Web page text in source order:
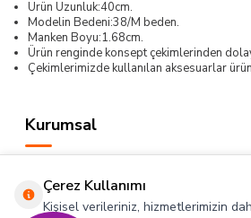
Ürün Uzunluk:40cm.
Modelin Bedeni:38/M beden.
Manken Boyu:1.68cm.
Ürün renginde konsept çekimlerinden
Çekimlerimizde kullanılan aksesuarlar
Kurumsal
Hızlı Erişim
Çerez Kullanımı
Kişisel verileriniz, hizmetlerimizin